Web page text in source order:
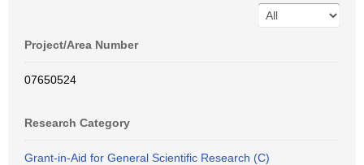
Project/Area Number
07650524
Research Category
Grant-in-Aid for General Scientific Research (C)